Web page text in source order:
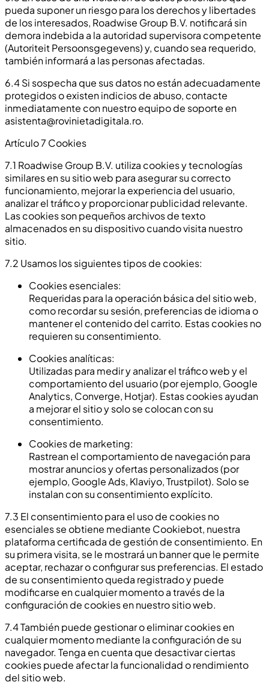
pueda suponer un riesgo para los derechos y libertades
de los interesados, Roadwise Group B.V. notificará sin
demora indebida a la autoridad supervisora competente
(Autoriteit Persoonsgegevens) y, cuando sea requerido,
también informará a las personas afectadas.
6.4 Si sospecha que sus datos no están adecuadamente
protegidos o existen indicios de abuso, contacte
inmediatamente con nuestro equipo de soporte en
asistenta@rovinietadigitala.ro.
Artículo 7 Cookies
7.1 Roadwise Group B.V. utiliza cookies y tecnologías
similares en su sitio web para asegurar su correcto
funcionamiento, mejorar la experiencia del usuario,
analizar el tráfico y proporcionar publicidad relevante.
Las cookies son pequeños archivos de texto
almacenados en su dispositivo cuando visita nuestro
sitio.
7.2 Usamos los siguientes tipos de cookies:
Cookies esenciales:
Requeridas para la operación básica del sitio web,
como recordar su sesión, preferencias de idioma o
mantener el contenido del carrito. Estas cookies no
requieren su consentimiento.
Cookies analíticas:
Utilizadas para medir y analizar el tráfico web y el
comportamiento del usuario (por ejemplo, Google
Analytics, Converge, Hotjar). Estas cookies ayudan
a mejorar el sitio y solo se colocan con su
consentimiento.
Cookies de marketing:
Rastrean el comportamiento de navegación para
mostrar anuncios y ofertas personalizados (por
ejemplo, Google Ads, Klaviyo, Trustpilot). Solo se
instalan con su consentimiento explícito.
7.3 El consentimiento para el uso de cookies no
esenciales se obtiene mediante Cookiebot, nuestra
plataforma certificada de gestión de consentimiento. En
su primera visita, se le mostrará un banner que le permite
aceptar, rechazar o configurar sus preferencias. El estado
de su consentimiento queda registrado y puede
modificarse en cualquier momento a través de la
configuración de cookies en nuestro sitio web.
7.4 También puede gestionar o eliminar cookies en
cualquier momento mediante la configuración de su
navegador. Tenga en cuenta que desactivar ciertas
cookies puede afectar la funcionalidad o rendimiento
del sitio web.